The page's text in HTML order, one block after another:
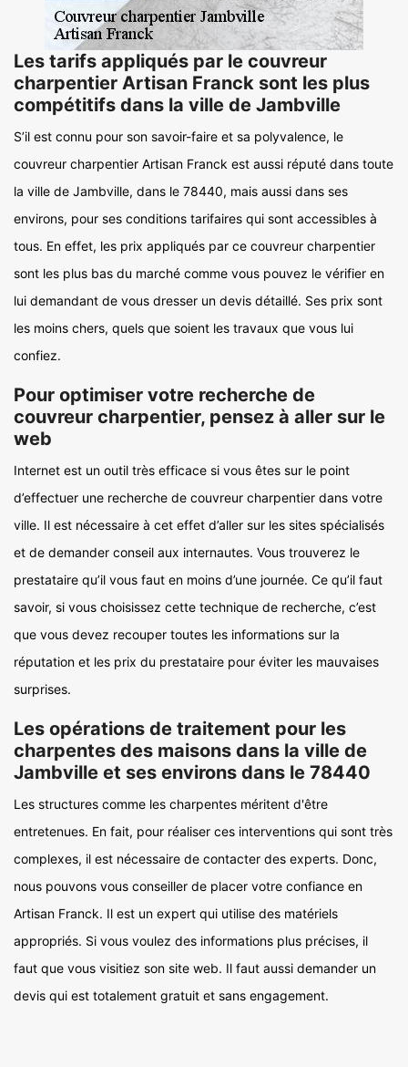
Les tarifs appliqués par le couvreur
charpentier Artisan Franck sont les plus
compétitifs dans la ville de Jambville
S’il est connu pour son savoir-faire et sa polyvalence, le
couvreur charpentier Artisan Franck est aussi réputé dans toute
la ville de Jambville, dans le 78440, mais aussi dans ses
environs, pour ses conditions tarifaires qui sont accessibles à
tous. En effet, les prix appliqués par ce couvreur charpentier
sont les plus bas du marché comme vous pouvez le vérifier en
lui demandant de vous dresser un devis détaillé. Ses prix sont
les moins chers, quels que soient les travaux que vous lui
confiez.
Pour optimiser votre recherche de
couvreur charpentier, pensez à aller sur le
web
Internet est un outil très efficace si vous êtes sur le point
d’effectuer une recherche de couvreur charpentier dans votre
ville. Il est nécessaire à cet effet d’aller sur les sites spécialisés
et de demander conseil aux internautes. Vous trouverez le
prestataire qu’il vous faut en moins d’une journée. Ce qu’il faut
savoir, si vous choisissez cette technique de recherche, c’est
que vous devez recouper toutes les informations sur la
réputation et les prix du prestataire pour éviter les mauvaises
surprises.
Les opérations de traitement pour les
charpentes des maisons dans la ville de
Jambville et ses environs dans le 78440
Les structures comme les charpentes méritent d'être
entretenues. En fait, pour réaliser ces interventions qui sont très
complexes, il est nécessaire de contacter des experts. Donc,
nous pouvons vous conseiller de placer votre confiance en
Artisan Franck. Il est un expert qui utilise des matériels
appropriés. Si vous voulez des informations plus précises, il
faut que vous visitiez son site web. Il faut aussi demander un
devis qui est totalement gratuit et sans engagement.